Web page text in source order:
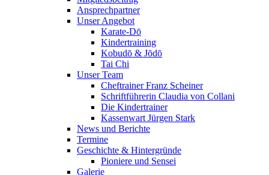
Ansprechpartner
Unser Angebot
Karate-Dō
Kindertraining
Kobudō & Jōdō
Tai Chi
Unser Team
Cheftrainer Franz Scheiner
Schriftführerin Claudia von Collani
Die Kindertrainer
Kassenwart Jürgen Stark
News und Berichte
Termine
Geschichte & Hintergründe
Pioniere und Sensei
Galerie